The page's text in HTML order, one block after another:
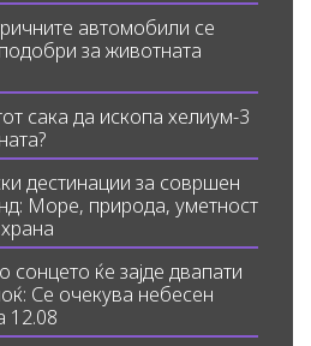
автомобили се
за животната
сака да ископа хелиум-3
дестинации за совршен
Море, природа, уметност
сонцето ќе зајде двапати
Се очекува небесен
12.08